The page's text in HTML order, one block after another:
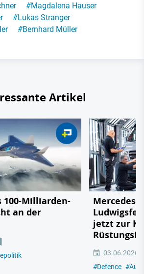
#Magdalena Hauser
#Lukas Stranger
#Bernhard Müller
Artikel
100-Milliarden-
an der
Mercedes
jetzt zur
03.06.2026
#Defence #